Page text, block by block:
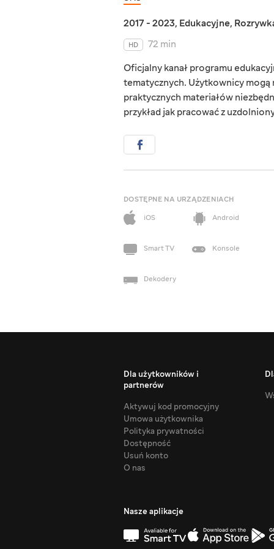
2017 - 2023, Edukacyjne,
HD
72 min
Oficjalny kanał programu
tematycznych. Użytkownicy
praktycznych materiałów
przykład jak pracować z
DOSTĘPNE NA URZĄDZENIACH
iOS
Android
Smart TV Konsole
Dekodery
Dla użytkowników i
partnerów
Aktywuj kod promocyjny
Umowa użytkownika
Polityka prywatności
Dostępność
Usuń konto
O nas
Nasze aplikacje